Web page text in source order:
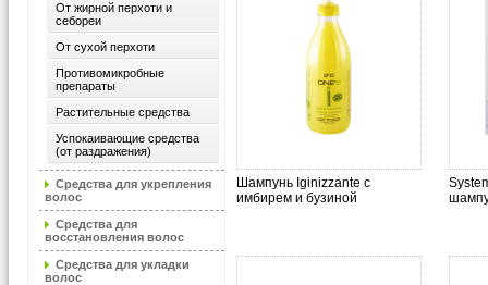
От жирной перхоти и
себореи
От сухой перхоти
Противомикробные
препараты
Растительные средства
Успокаивающие средства
(от раздражения)
Средства для укрепления
волос
Средства для
восстановления волос
Средства для укладки
волос
Шампунь Iginizzante с
имбирем и бузиной